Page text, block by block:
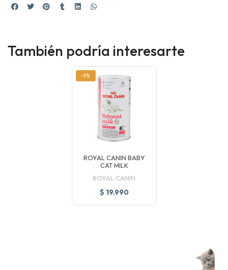
También podría interesarte
-5%
ROYAL CANIN BABY
CAT MILK
ROYAL CANIN
$ 19.990